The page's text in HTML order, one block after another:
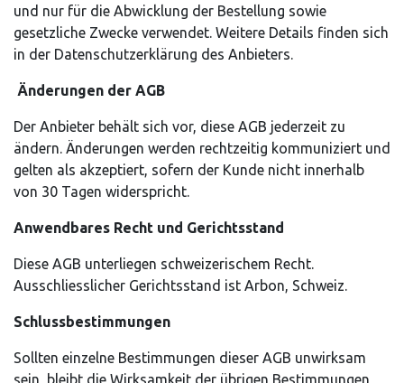
und nur für die Abwicklung der Bestellung sowie
gesetzliche Zwecke verwendet. Weitere Details finden sich
in der Datenschutzerklärung des Anbieters.
Änderungen der AGB
Der Anbieter behält sich vor, diese AGB jederzeit zu
ändern. Änderungen werden rechtzeitig kommuniziert und
gelten als akzeptiert, sofern der Kunde nicht innerhalb
von 30 Tagen widerspricht.
Anwendbares Recht und Gerichtsstand
Diese AGB unterliegen schweizerischem Recht.
Ausschliesslicher Gerichtsstand ist Arbon, Schweiz.
Schlussbestimmungen
Sollten einzelne Bestimmungen dieser AGB unwirksam
sein, bleibt die Wirksamkeit der übrigen Bestimmungen